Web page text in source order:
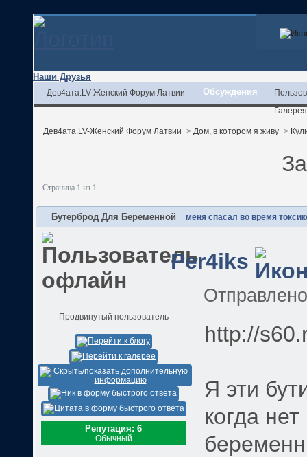
Наши Друзья
Дев4ата.LV-Женский Форум Латвии Обсуждения
Галерея
Дев4ата.LV-Женский Форум Латвии > Дом, в котором я живу >
Страница 1 из 1
Бутерброд Для Беременной меня спасал во время
Per4iks
Продвинутый пользователь
Репутация: 6
Обычный
http://
Я эти
когда